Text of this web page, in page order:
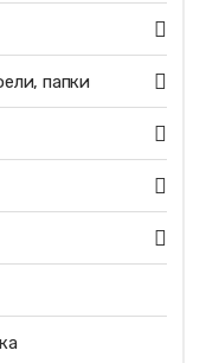
папки